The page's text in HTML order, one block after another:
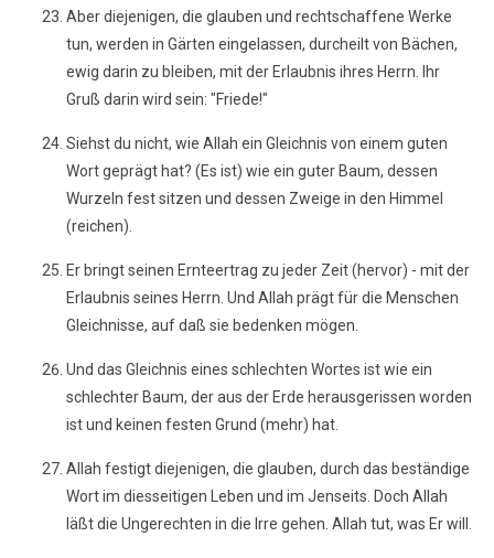
Aber diejenigen, die glauben und rechtschaffene Werke
tun, werden in Gärten eingelassen, durcheilt von Bächen,
ewig darin zu bleiben, mit der Erlaubnis ihres Herrn. Ihr
Gruß darin wird sein: "Friede!"
Siehst du nicht, wie Allah ein Gleichnis von einem guten
Wort geprägt hat? (Es ist) wie ein guter Baum, dessen
Wurzeln fest sitzen und dessen Zweige in den Himmel
(reichen).
Er bringt seinen Ernteertrag zu jeder Zeit (hervor) - mit der
Erlaubnis seines Herrn. Und Allah prägt für die Menschen
Gleichnisse, auf daß sie bedenken mögen.
Und das Gleichnis eines schlechten Wortes ist wie ein
schlechter Baum, der aus der Erde herausgerissen worden
ist und keinen festen Grund (mehr) hat.
Allah festigt diejenigen, die glauben, durch das beständige
Wort im diesseitigen Leben und im Jenseits. Doch Allah
läßt die Ungerechten in die Irre gehen. Allah tut, was Er will.